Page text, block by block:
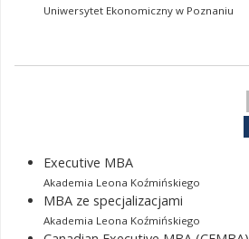
Uniwersytet Ekonomiczny w Poznaniu
Executive MBA
Akademia Leona Koźmińskiego
MBA ze specjalizacjami
Akademia Leona Koźmińskiego